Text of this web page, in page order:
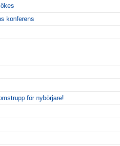
konferens
för nybörjare!